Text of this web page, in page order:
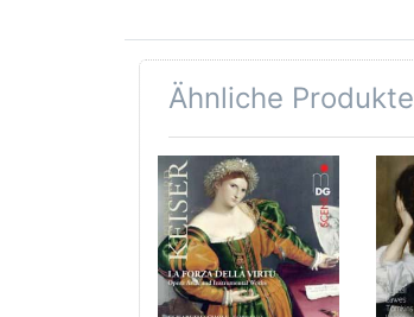
Ähnliche Produkte